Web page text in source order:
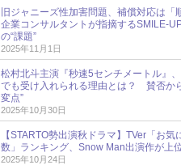
旧ジャニーズ性加害問題、補償対応は
企業コンサルタントが指摘するSMILE-
の“課題”
2025年11月1日
松村北斗主演『秒速5センチメートル』
でも受け入れられる理由とは？ 賛否か
変点”
2025年10月30日
【STARTO勢出演秋ドラマ】TVer「お気
数」ランキング、Snow Man出演作が上
2025年10月24日